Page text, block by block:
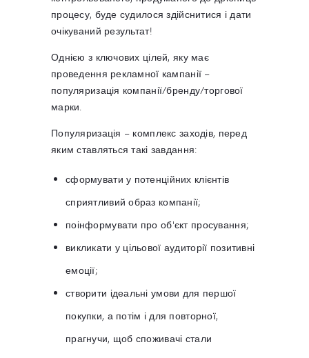
процесу, буде судилося здійснитися і дати
очікуваний результат!
Однією з ключових цілей, яку має
проведення рекламної кампанії –
популяризація компанії/бренду/торгової
марки.
Популяризація – комплекс заходів, перед
яким ставляться такі завдання:
сформувати у потенційних клієнтів
сприятливий образ компанії;
поінформувати про об'єкт просування;
викликати у цільової аудиторії позитивні
емоції;
створити ідеальні умови для першої
покупки, а потім і для повторної,
прагнучи, щоб споживачі стали